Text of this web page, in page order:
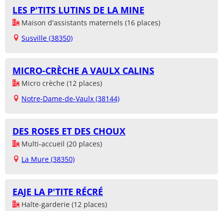
LES P'TITS LUTINS DE LA MINE
Maison d'assistants maternels (16 places)
Susville (38350)
MICRO-CRÈCHE A VAULX CALINS
Micro crèche (12 places)
Notre-Dame-de-Vaulx (38144)
DES ROSES ET DES CHOUX
Multi-accueil (20 places)
La Mure (38350)
EAJE LA P'TITE RÉCRÉ
Halte-garderie (12 places)